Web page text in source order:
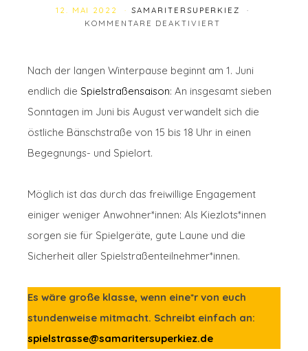
12. MAI 2022
SAMARITERSUPERKIEZ
KOMMENTARE DEAKTIVIERT
Nach der langen Winterpause beginnt am 1. Juni
endlich die Spielstraßensaison: An insgesamt sieben
Sonntagen im Juni bis August verwandelt sich die
östliche Bänschstraße von 15 bis 18 Uhr in einen
Begegnungs- und Spielort.
Möglich ist das durch das freiwillige Engagement
einiger weniger Anwohner*innen: Als Kiezlots*innen
sorgen sie für Spielgeräte, gute Laune und die
Sicherheit aller Spielstraßenteilnehmer*innen.
Es wäre große klasse, wenn eine*r von euch
stundenweise mitmacht. Schreibt einfach an:
spielstrasse@samaritersuperkiez.de